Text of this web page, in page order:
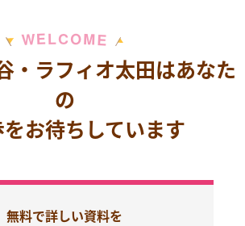
WELCOME
・ラフィオ太田はあなた
の
お待ちしています
無料で詳しい資料を